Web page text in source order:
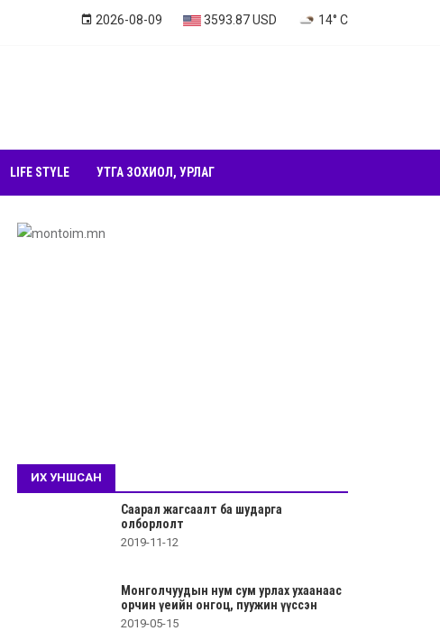
2026-08-09 3593.87 USD 14° C
LIFE STYLE УТГА ЗОХИОЛ, УРЛАГ
ИХ УНШСАН
Саарал жагсаалт ба шударга
олборлолт
2019-11-12
Монголчуудын нум сум урлах ухаанаас
орчин үеийн онгоц, пуужин үүссэн
2019-05-15